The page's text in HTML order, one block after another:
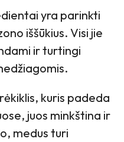
yra parinkti
iššūkius. Visi jie
ir turtingi
kuris padeda
juos minkština ir
medus turi